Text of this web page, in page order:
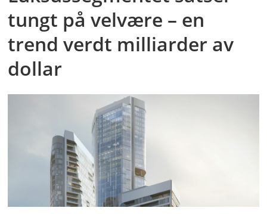
tungt på velvære – en
trend verdt milliarder av
dollar